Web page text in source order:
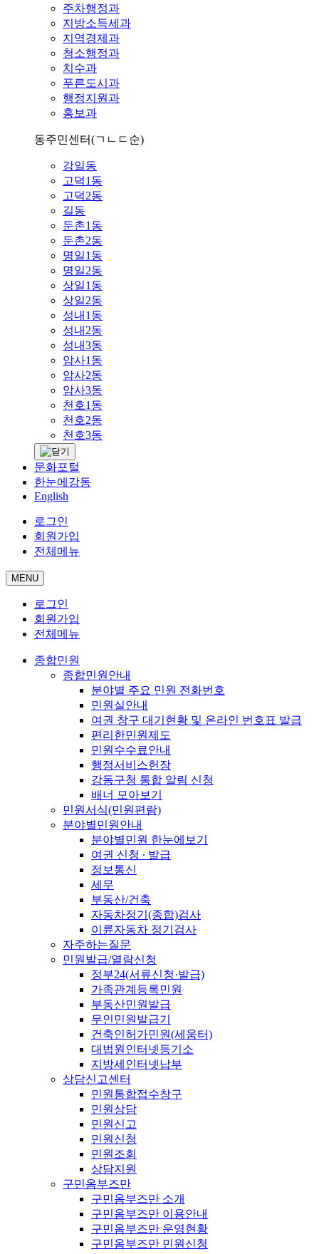
주차행정과
지방소득세과
지역경제과
청소행정과
치수과
푸른도시과
행정지원과
홍보과
동주민센터(ㄱㄴㄷ순)
강일동
고덕1동
고덕2동
길동
둔촌1동
둔촌2동
명일1동
명일2동
상일1동
상일2동
성내1동
성내2동
성내3동
암사1동
암사2동
암사3동
천호1동
천호2동
천호3동
문화포털
한눈에강동
English
로그인
회원가입
전체메뉴
MENU
로그인
회원가입
전체메뉴
종합민원
종합민원안내
분야별 주요 민원 전화번호
민원실안내
여권 창구 대기현황 및 온라인 번호표 발급
편리한민원제도
민원수수료안내
행정서비스헌장
강동구청 통합 알림 신청
배너 모아보기
민원서식(민원편람)
분야별민원안내
분야별민원 한눈에보기
여권 신청 ∙ 발급
정보통신
세무
부동산/건축
자동차정기(종합)검사
이륜자동차 정기검사
자주하는질문
민원발급/열람신청
정부24(서류신청·발급)
가족관계등록민원
부동산민원발급
무인민원발급기
건축인허가민원(세움터)
대법원인터넷등기소
지방세인터넷납부
상담신고센터
민원통합접수창구
민원상담
민원신고
민원신청
민원조회
상담지원
구민옴부즈만
구민옴부즈만 소개
구민옴부즈만 이용안내
구민옴부즈만 운영현황
구민옴부즈만 민원신청